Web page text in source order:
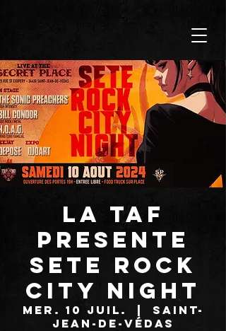
LA TAF
PRESENTE
SETE ROCK
CITY NIGHT
mer. 10 juil.
Saint-
Jean-de-Védas